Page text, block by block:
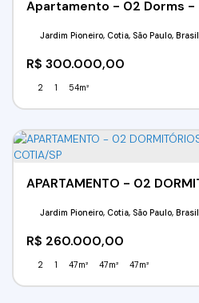
R$ 300.000,00
Jardim Pioneiro, Cotia, São Paulo, Brasil
2 1 54m²
R$ 260.000,00
Jardim Pioneiro, Cotia, São Paulo, Brasil
2 1 47m² 47m² 47m²